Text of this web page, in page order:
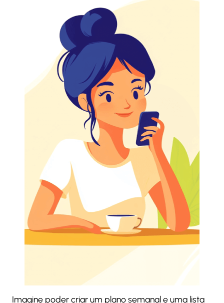
Imagine poder criar um plano semanal e uma lista